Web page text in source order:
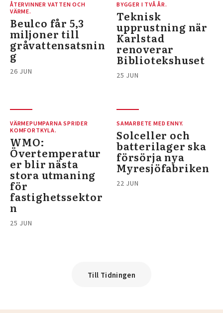
ÅTERVINNER VATTEN OCH
VÄRME.
Beulco får 5,3
miljoner till
gråvattensatsnin
g
26 JUN
BYGGER I TVÅ ÅR.
Teknisk
upprustning när
Karlstad
renoverar
Bibliotekshuset
25 JUN
VÄRMEPUMPARNA SPRIDER
KOMFORTKYLA.
WMO:
Övertemperatur
er blir nästa
stora utmaning
för
fastighetssektor
n
25 JUN
SAMARBETE MED ENNY.
Solceller och
batterilager ska
försörja nya
Myresjöfabriken
22 JUN
Till Tidningen